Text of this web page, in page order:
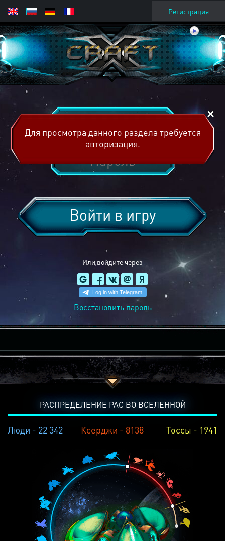
Регистрация
Или войдите через
Войти в игру
Восстановить пароль
Для просмотра данного раздела требуется
авторизация.
РАСПРЕДЕЛЕНИЕ РАС ВО ВСЕЛЕННОЙ
Люди - 22 342 Ксерджи - 8138 Тоссы - 1941